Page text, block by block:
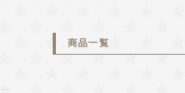
商品一覧